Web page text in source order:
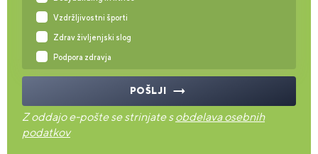
Vzdržljivostni športi
Zdrav življenjski slog
Podpora zdravja
POŠLJI
Z oddajo e-pošte se strinjate sobdelava osebnih
podatkov